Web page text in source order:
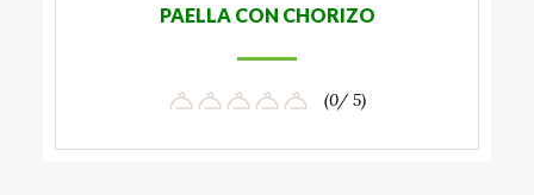
PAELLA CON CHORIZO
(0/ 5)